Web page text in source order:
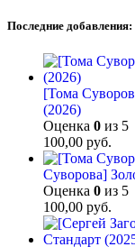
Последние добавления:
[Тома
(2026)
Оценка 0 из 5
100,00 руб.
Суворова]
Оценка 0 из 5
100,00 руб.